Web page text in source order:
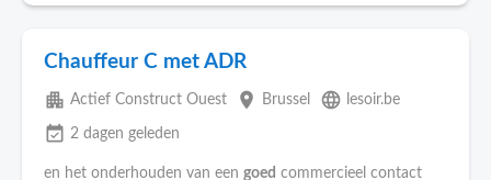
Chauffeur C met ADR
apartment Actief Construct Ouest place Brussel language lesoir.be
event_available 2 dagen geleden
en het onderhouden van een goed commercieel contact